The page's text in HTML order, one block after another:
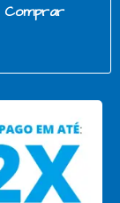
Comprar